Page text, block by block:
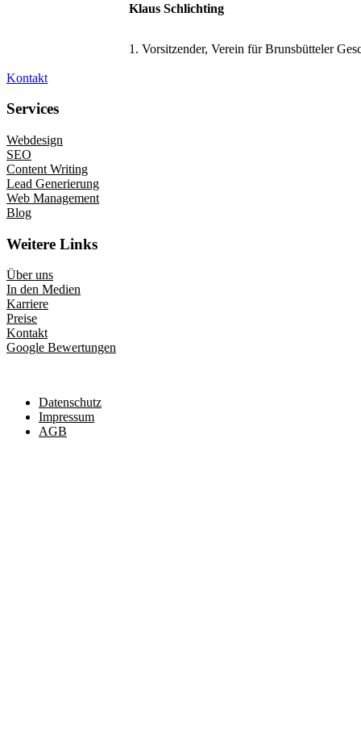
Klaus Schlichting
1. Vorsitzender, Verein für Brunsbütteler
Kontakt
Services
Webdesign
SEO
Content Writing
Lead Generierung
Web Management
Blog
Weitere Links
Über uns
In den Medien
Karriere
Preise
Kontakt
Google Bewertungen
Datenschutz
Impressum
AGB